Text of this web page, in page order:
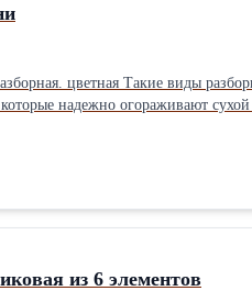
цветная Такие виды
надежно огораживают
песочницу. Самостоятельная
песочницы является
Масса 1 элемента: 4кг,Производитель: Россия Тип: Песочница
Материал: Пластик Минимальный
из 6 элементов